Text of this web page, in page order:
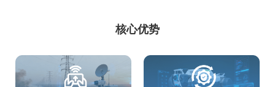
核心优势